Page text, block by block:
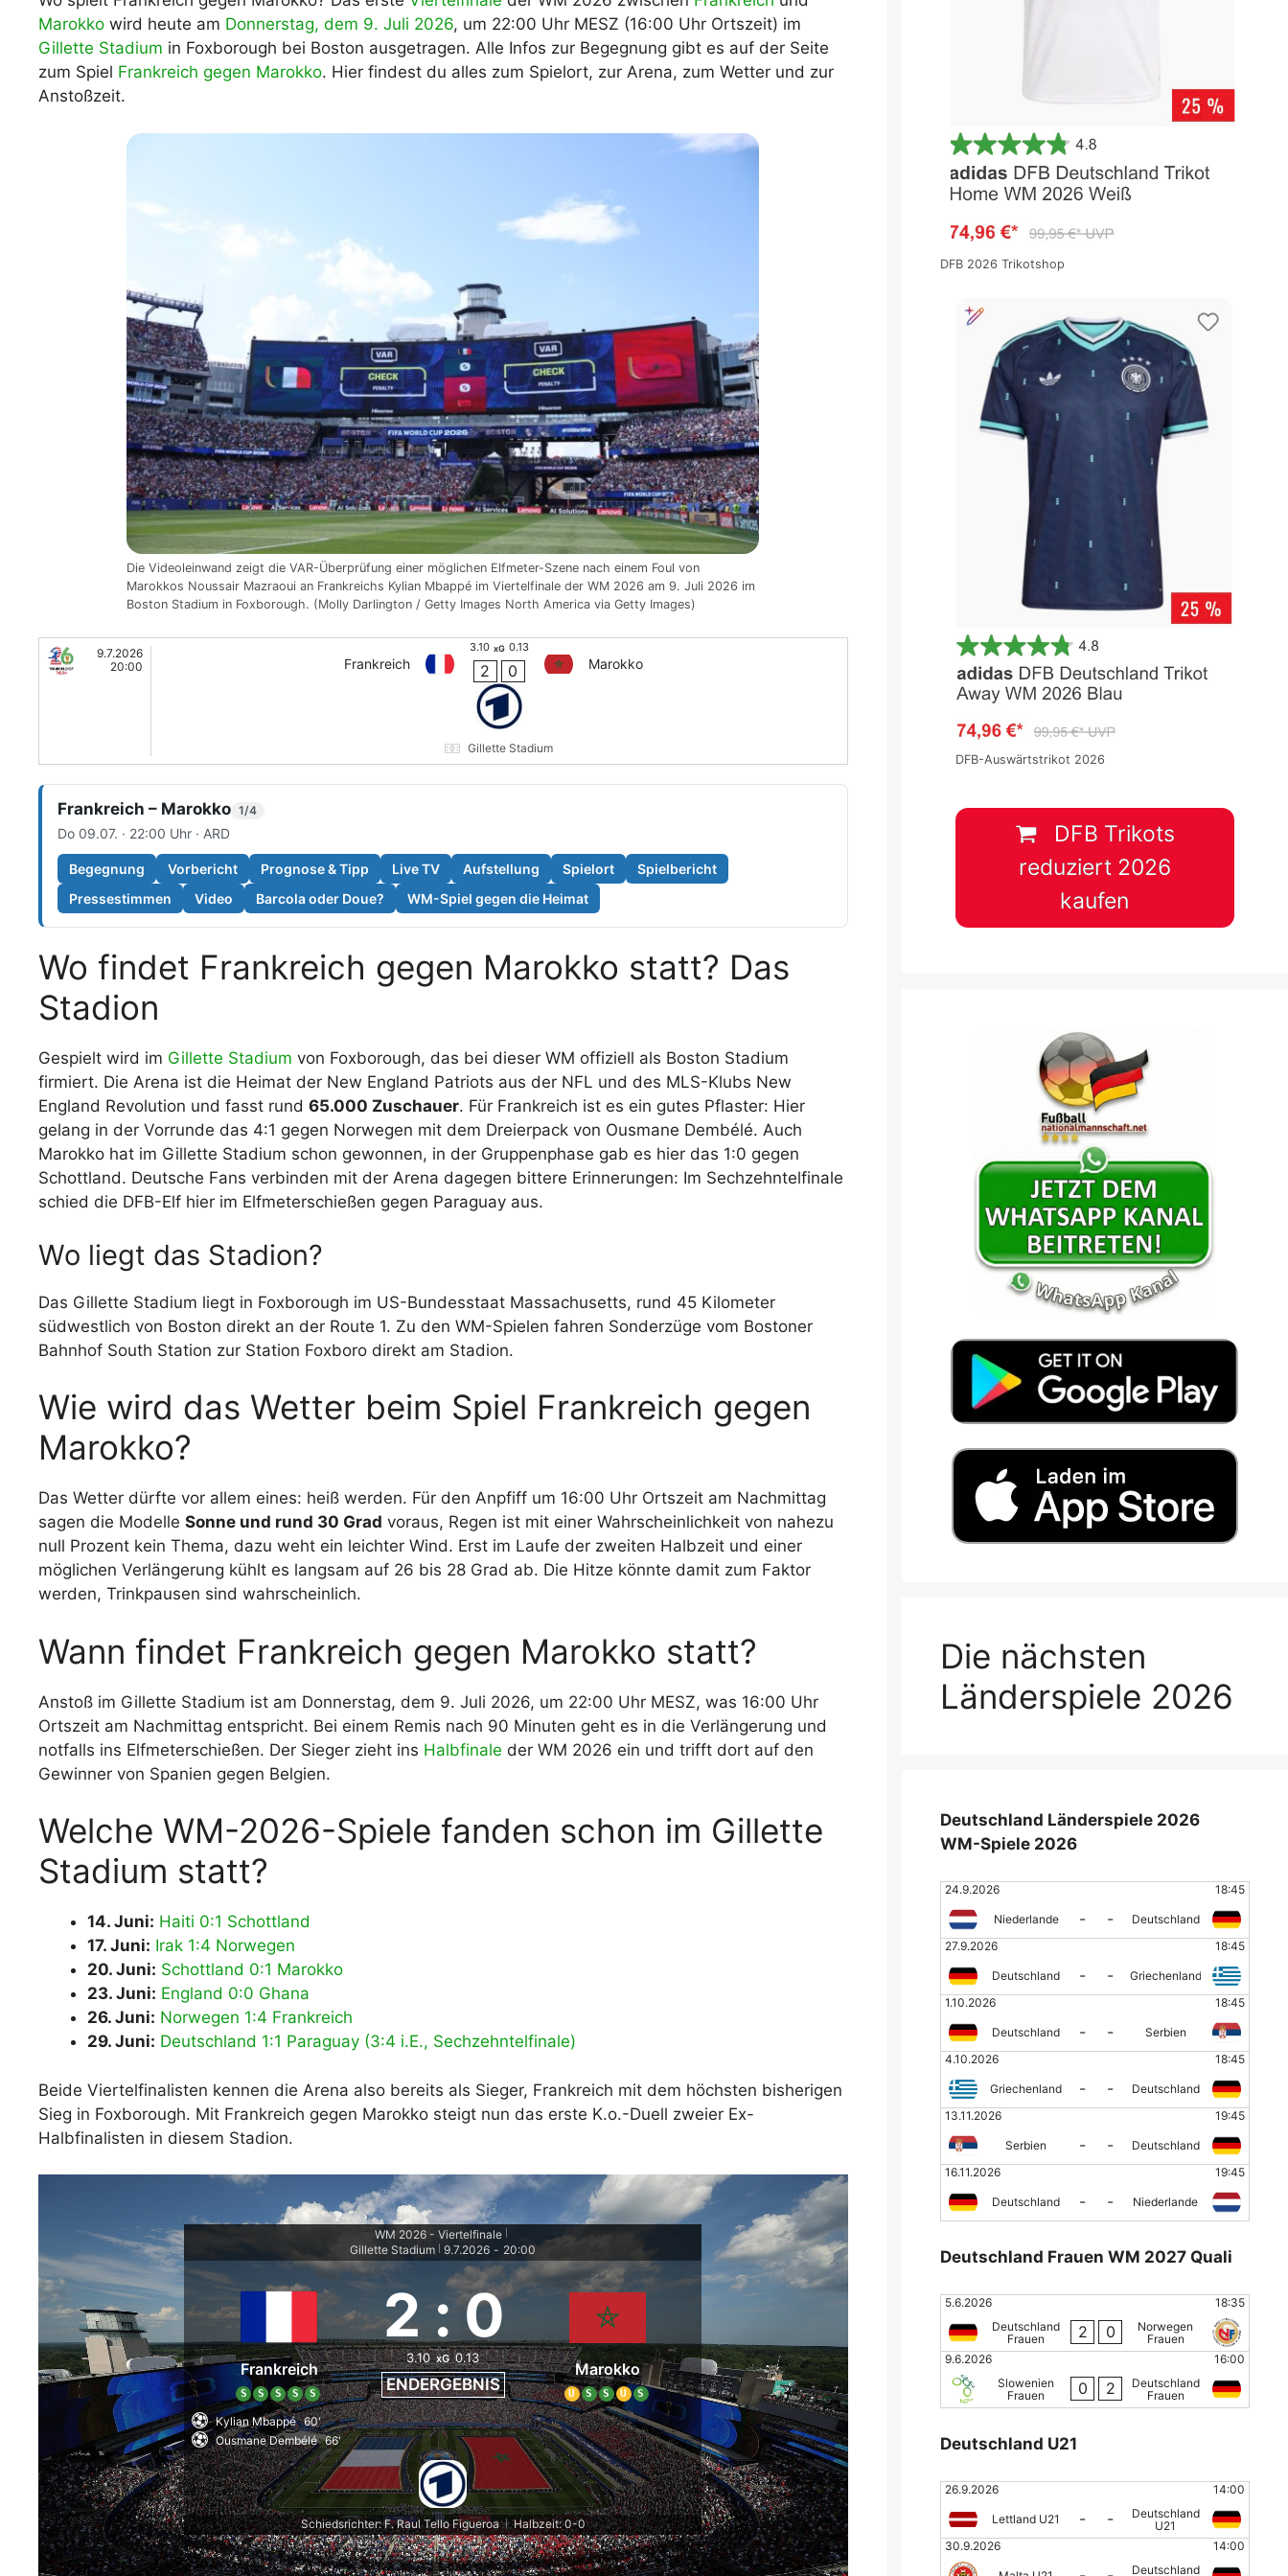
WM 2026 Spielplan Excel – kostenlos
downloaden & automatisch ausfüllen
Marokko wird heute am Donnerstag, dem 9. Juli 2026, um 22:00 Uhr MESZ (16:00 Uhr Ortszeit) im
Gillette Stadium in Foxborough bei Boston ausgetragen. Alle Infos zur Begegnung gibt es auf der Seite
zum Spiel Frankreich gegen Marokko. Hier findest du alles zum Spielort, zur Arena, zum Wetter und zur
Anstoßzeit.
Die Videoleinwand zeigt die VAR-Überprüfung einer möglichen Elfmeter-Szene nach einem Foul von
Marokkos Noussair Mazraoui an Frankreichs Kylian Mbappé im Viertelfinale der WM 2026 am 9. Juli 2026 im
Boston Stadium in Foxborough. (Molly Darlington / Getty Images North America via Getty Images)
9.7.2026
20:00
Frankreich
3.10 xG 0.13
2 0 Marokko
Gillette Stadium
Frankreich – Marokko 1/4
Do 09.07. · 22:00 Uhr · ARD
Begegnung Vorbericht Prognose & Tipp Live TV Aufstellung Spielort
Spielbericht
Pressestimmen
Video Barcola oder Doue? WM-Spiel gegen die Heimat
Wo findet Frankreich gegen Marokko statt? Das
Stadion
Gespielt wird im Gillette Stadium von Foxborough, das bei dieser WM offiziell als Boston Stadium
firmiert. Die Arena ist die Heimat der New England Patriots aus der NFL und des MLS-Klubs New
England Revolution und fasst rund 65.000 Zuschauer. Für Frankreich ist es ein gutes Pflaster: Hier
gelang in der Vorrunde das 4:1 gegen Norwegen mit dem Dreierpack von Ousmane Dembélé. Auch
Marokko hat im Gillette Stadium schon gewonnen, in der Gruppenphase gab es hier das 1:0 gegen
Schottland. Deutsche Fans verbinden mit der Arena dagegen bittere Erinnerungen: Im Sechzehntelfinale
schied die DFB-Elf hier im Elfmeterschießen gegen Paraguay aus.
Wo liegt das Stadion?
Das Gillette Stadium liegt in Foxborough im US-Bundesstaat Massachusetts, rund 45 Kilometer
südwestlich von Boston direkt an der Route 1. Zu den WM-Spielen fahren Sonderzüge vom Bostoner
Bahnhof South Station zur Station Foxboro direkt am Stadion.
Wie wird das Wetter beim Spiel Frankreich gegen
Marokko?
Das Wetter dürfte vor allem eines: heiß werden. Für den Anpfiff um 16:00 Uhr Ortszeit am Nachmittag
sagen die Modelle Sonne und rund 30 Grad voraus, Regen ist mit einer Wahrscheinlichkeit von nahezu
null Prozent kein Thema, dazu weht ein leichter Wind. Erst im Laufe der zweiten Halbzeit und einer
möglichen Verlängerung kühlt es langsam auf 26 bis 28 Grad ab. Die Hitze könnte damit zum Faktor
werden, Trinkpausen sind wahrscheinlich.
Wann findet Frankreich gegen Marokko statt?
Anstoß im Gillette Stadium ist am Donnerstag, dem 9. Juli 2026, um 22:00 Uhr MESZ, was 16:00 Uhr
Ortszeit am Nachmittag entspricht. Bei einem Remis nach 90 Minuten geht es in die Verlängerung und
notfalls ins Elfmeterschießen. Der Sieger zieht ins Halbfinale der WM 2026 ein und trifft dort auf den
Gewinner von Spanien gegen Belgien.
Welche WM-2026-Spiele fanden schon im Gillette
Stadium statt?
14. Juni: Haiti 0:1 Schottland
17. Juni: Irak 1:4 Norwegen
20. Juni: Schottland 0:1 Marokko
23. Juni: England 0:0 Ghana
26. Juni: Norwegen 1:4 Frankreich
29. Juni: Deutschland 1:1 Paraguay (3:4 i.E., Sechzehntelfinale)
Beide Viertelfinalisten kennen die Arena also bereits als Sieger, Frankreich mit dem höchsten bisherigen
Sieg in Foxborough. Mit Frankreich gegen Marokko steigt nun das erste K.o.-Duell zweier Ex-
Halbfinalisten in diesem Stadion.
WM 2026 - Viertelfinale
Gillette Stadium 9.7.2026 - 20:00
Frankreich
S S S S S
2: 0
3.10 xG 0.13
ENDERGEBNIS
Marokko
U S S U S
Kylian Mbappé 60'
Ousmane Dembélé 66'
Schiedsrichter: F. Raul Tello Figueroa | Halbzeit: 0-0
DFB 2026 Trikotshop
DFB-Auswärtstrikot 2026
DFB Trikots
reduziert 2026
kaufen
Die nächsten
Länderspiele 2026
Deutschland Länderspiele 2026
WM-Spiele 2026
24.9.2026 18:45
Niederlande - -
Deutschland
27.9.2026
18:45
Deutschland - -
Griechenland
1.10.2026
18:45
Deutschland - -
Serbien
4.10.2026
18:45
Griechenland - -
Deutschland
13.11.2026
19:45
Serbien - -
Deutschland
16.11.2026
19:45
Deutschland - - Niederlande
Deutschland Frauen WM 2027 Quali
5.6.2026
18:35
Deutschland
Frauen
2 0
Norwegen
Frauen
9.6.2026
16:00
Slowenien
Frauen
0 2
Deutschland
Frauen
Deutschland U21
26.9.2026 14:00
Lettland U21 - -
Deutschland
U21
30.9.2026
14:00
Deutschland